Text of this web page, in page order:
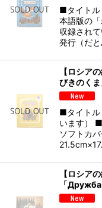
■タイト
本語版の
収録され
発行（だ
【ロシア
びきのく
■タイトル
います）
ソフトカ
【ロシア
「